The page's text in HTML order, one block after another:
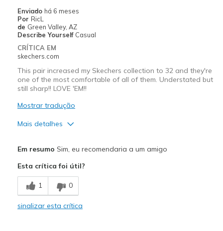
Enviado há 6 meses
Por RicL
de Green Valley, AZ
Describe Yourself Casual
CRÍTICA EM
skechers.com
This pair increased my Skechers collection to 32 and they're
one of the most comfortable of all of them. Understated but
still sharp!! LOVE 'EM!!
Mostrar tradução
Mais detalhes
Breathe Well
Comfortable
Em resumo Sim, eu recomendaria a um amigo
Esta crítica foi útil?
1 0
sinalizar esta crítica